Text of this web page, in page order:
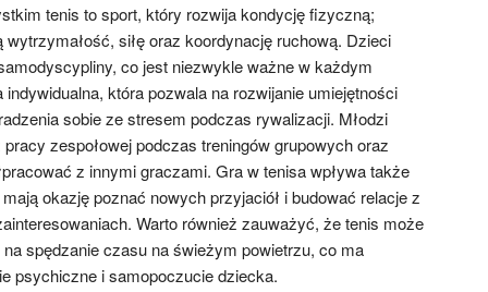
tenis to sport, który rozwija kondycję fizyczną;
wytrzymałość, siłę oraz koordynację ruchową. Dzieci
co jest niezwykle ważne w każdym
która pozwala na rozwijanie umiejętności
sobie ze stresem podczas rywalizacji. Młodzi
zespołowej podczas treningów grupowych oraz
z innymi graczami. Gra w tenisa wpływa także
okazję poznać nowych przyjaciół i budować relacje z
Warto również zauważyć, że tenis może
spędzanie czasu na świeżym powietrzu, co ma
psychiczne i samopoczucie dziecka.